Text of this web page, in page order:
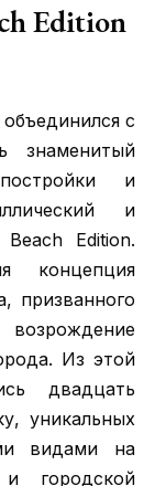
Edition
объединился с
знаменитый
и
и
Edition.
концепция
призванного
Из этой
двадцать
уникальных
видами на
городской